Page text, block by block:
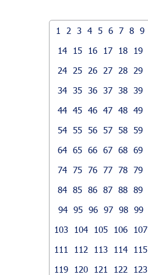
1 2 3 4 5 6 7 8 9
14
15 16 17 18 19
24
25 26 27 28 29
34 35 36 37 38 39
44 45 46 47 48 49
54 55 56 57 58 59
64 65 66 67 68 69
74 75 76 77 78 79
84 85 86 87 88 89
94 95 96 97 98 99
103
104 105 106 107
111
112 113 114 115
119
120 121 122 123